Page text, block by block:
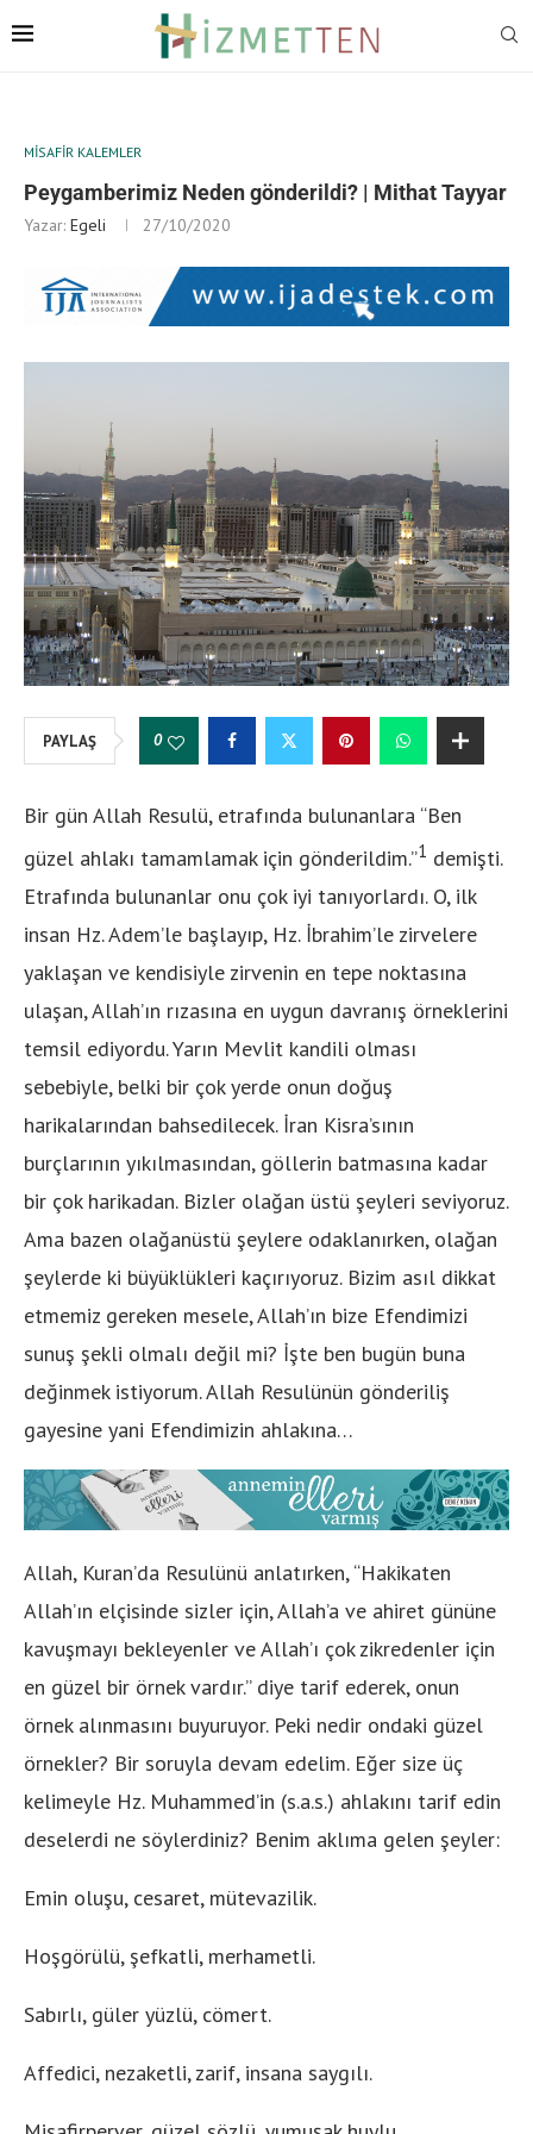
MISAFIR KALEMLER
Peygamberimiz Neden gönderildi? | Mithat Tayyar
Yazar: Egeli 27/10/2020
PAYLAŞ 0
Bir gün Allah Resulü, etrafında bulunanlara ‘‘Ben
güzel ahlakı tamamlamak için gönderildim.’’1 demişti.
Etrafında bulunanlar onu çok iyi tanıyorlardı. O, ilk
insan Hz. Adem’le başlayıp, Hz. İbrahim’le zirvelere
yaklaşan ve kendisiyle zirvenin en tepe noktasına
ulaşan, Allah’ın rızasına en uygun davranış örneklerini
temsil ediyordu. Yarın Mevlit kandili olması
sebebiyle, belki bir çok yerde onun doğuş
harikalarından bahsedilecek. İran Kisra’sının
burçlarının yıkılmasından, göllerin batmasına kadar
bir çok harikadan. Bizler olağan üstü şeyleri seviyoruz.
Ama bazen olağanüstü şeylere odaklanırken, olağan
şeylerde ki büyüklükleri kaçırıyoruz. Bizim asıl dikkat
etmemiz gereken mesele, Allah’ın bize Efendimizi
sunuş şekli olmalı değil mi? İşte ben bugün buna
değinmek istiyorum. Allah Resulünün gönderiliş
gayesine yani Efendimizin ahlakına…
Allah, Kuran’da Resulünü anlatırken, ‘‘Hakikaten
Allah’ın elçisinde sizler için, Allah’a ve ahiret gününe
kavuşmayı bekleyenler ve Allah’ı çok zikredenler için
en güzel bir örnek vardır.’’ diye tarif ederek, onun
örnek alınmasını buyuruyor. Peki nedir ondaki güzel
örnekler? Bir soruyla devam edelim. Eğer size üç
kelimeyle Hz. Muhammed’in (s.a.s.) ahlakını tarif edin
deselerdi ne söylerdiniz? Benim aklıma gelen şeyler:
Emin oluşu, cesaret, mütevazilik.
Hoşgörülü, şefkatli, merhametli.
Sabırlı, güler yüzlü, cömert.
Affedici, nezaketli, zarif, insana saygılı.